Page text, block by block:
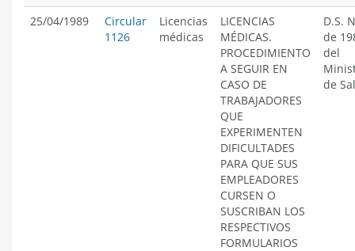
25/04/1989
Circular
1126
Licencias
médicas
LICENCIAS
MÉDICAS.
PROCEDIMIENTO
A SEGUIR EN
CASO DE
TRABAJADORES
QUE
EXPERIMENTEN
DIFICULTADES
PARA QUE SUS
EMPLEADORES
CURSEN O
SUSCRIBAN LOS
RESPECTIVOS
FORMULARIOS
D.S.
de
del
de